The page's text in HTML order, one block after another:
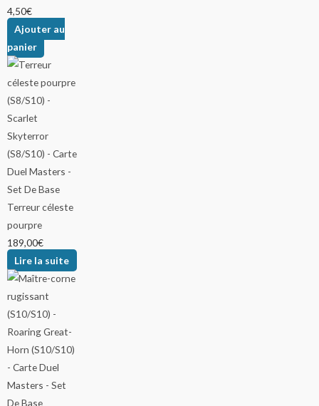
4,50€
Ajouter au
panier
Terreur céleste
pourpre
189,00€
Lire la suite